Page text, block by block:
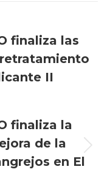
finaliza las
II
finaliza la
de la
en El